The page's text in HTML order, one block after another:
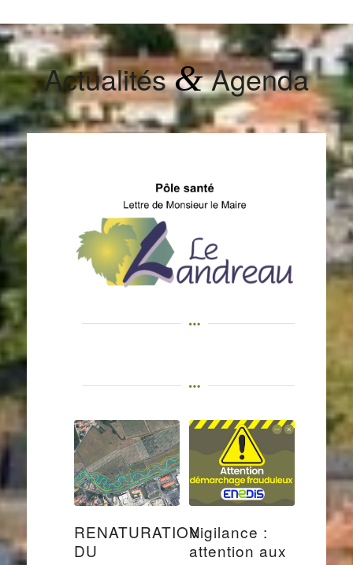
Actualités&Agenda
RENATURATION
DU
Vigilance :
attention aux